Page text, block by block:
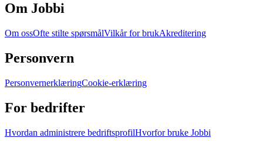
Om Jobbi
Om ossOfte stilte spørsmålVilkår for brukAkreditering
Personvern
PersonvernerklæringCookie-erklæring
For bedrifter
Hvordan administrere bedriftsprofilHvorfor bruke Jobbi